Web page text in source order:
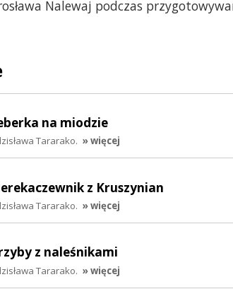
Nalewaj podczas
na miodzie
Tararako. » więcej
z Kruszynian
Tararako. » więcej
z naleśnikami
Tararako. » więcej